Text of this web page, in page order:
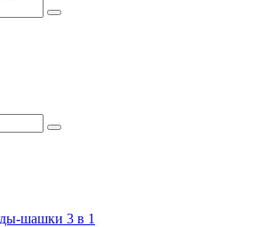
шашки 3 в 1